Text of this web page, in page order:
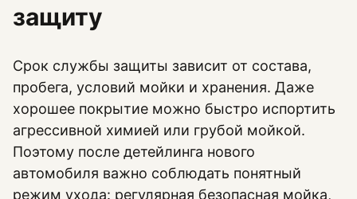
защиту
Срок службы защиты зависит от состава,
пробега, условий мойки и хранения. Даже
хорошее покрытие можно быстро испортить
агрессивной химией или грубой мойкой.
Поэтому после детейлинга нового
автомобиля важно соблюдать понятный
режим ухода: регулярная безопасная мойка,